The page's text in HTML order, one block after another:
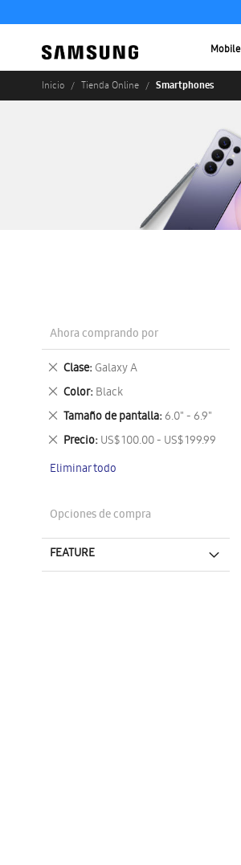
Mobile
Inicio Tienda Online Smartphones
Ahora comprando por
Clase Galaxy A
Eliminar
este
artículo
Color Black
Eliminar
este
artículo
Tamaño de pantalla 6.0" - 6.9"
Eliminar
este
artículo
Precio US$ 100.00 - US$ 199.99
Eliminar
artículo
Eliminar todo
Opciones de compra
FEATURE